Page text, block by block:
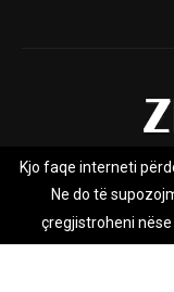
Rreth nesh
Zhurnal.mk është
Kjo faqe interneti
Ne do të
çregjistroheni nëse